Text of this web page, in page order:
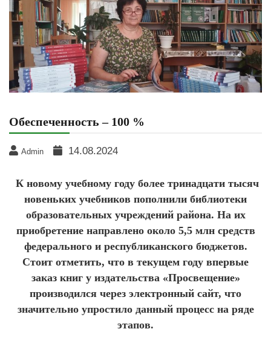
Обеспеченность – 100 %
Admin 14.08.2024
К новому учебному году более тринадцати тысяч
новеньких учебников пополнили библиотеки
образовательных учреждений района. На их
приобретение направлено около 5,5 млн средств
федерального и республиканского бюджетов.
Стоит отметить, что в текущем году впервые
заказ книг у издательства «Просвещение»
производился через электронный сайт, что
значительно упростило данный процесс на ряде
этапов.